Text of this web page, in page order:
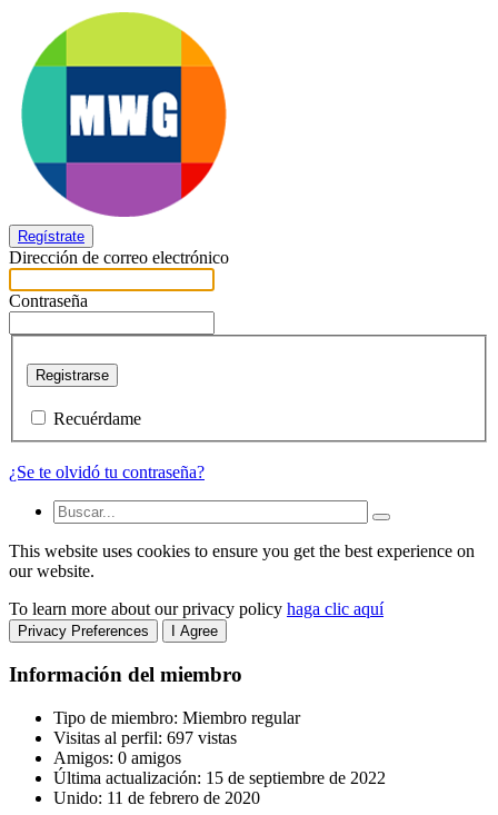
Regístrate
Dirección de correo electrónico
Contraseña
Registrarse
Recuérdame
¿Se te olvidó tu contraseña?
This website uses cookies to ensure you get the best experience on
our website.
To learn more about our privacy policy haga clic aquí
Privacy Preferences I Agree
Información del miembro
Tipo de miembro: Miembro regular
Visitas al perfil: 697 vistas
Amigos: 0 amigos
Última actualización: 15 de septiembre de 2022
Unido: 11 de febrero de 2020